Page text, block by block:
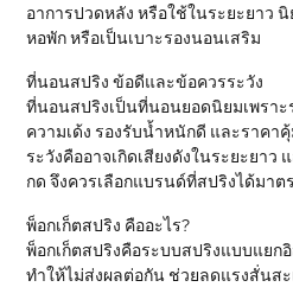
อาการปวดหลัง หรือใช้ในระยะยาว
หอพัก หรือเป็นเบาะรองนอนเสริม
ที่นอนสปริง ข้อดีและข้อควรระวัง
ที่นอนสปริงเป็นที่นอนยอดนิยมเพราะ
ความเด้ง รองรับน้ำหนักดี และราคา
ระวังคืออาจเกิดเสียงดังในระยะยาว
กด จึงควรเลือกแบรนด์ที่สปริงได้มาต
พ็อกเก็ตสปริง คืออะไร?
พ็อกเก็ตสปริงคือระบบสปริงแบบแยก
ทำให้ไม่ส่งผลต่อกัน ช่วยลดแรงสั่นส